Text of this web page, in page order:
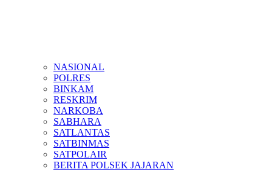
NASIONAL
POLRES
BINKAM
RESKRIM
NARKOBA
SABHARA
SATLANTAS
SATBINMAS
SATPOLAIR
BERITA POLSEK JAJARAN